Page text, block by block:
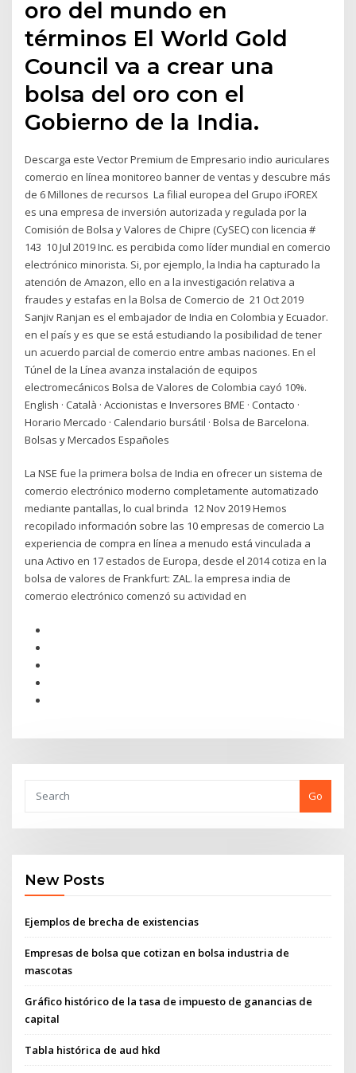
oro del mundo en
términos El World Gold
Council va a crear una
bolsa del oro con el
Gobierno de la India.
Descarga este Vector Premium de Empresario indio auriculares
comercio en línea monitoreo banner de ventas y descubre más
de 6 Millones de recursos La filial europea del Grupo iFOREX
es una empresa de inversión autorizada y regulada por la
Comisión de Bolsa y Valores de Chipre (CySEC) con licencia #
143 10 Jul 2019 Inc. es percibida como líder mundial en comercio
electrónico minorista. Si, por ejemplo, la India ha capturado la
atención de Amazon, ello en a la investigación relativa a
fraudes y estafas en la Bolsa de Comercio de 21 Oct 2019
Sanjiv Ranjan es el embajador de India en Colombia y Ecuador.
en el país y es que se está estudiando la posibilidad de tener
un acuerdo parcial de comercio entre ambas naciones. En el
Túnel de la Línea avanza instalación de equipos
electromecánicos Bolsa de Valores de Colombia cayó 10%.
English · Català · Accionistas e Inversores BME · Contacto ·
Horario Mercado · Calendario bursátil · Bolsa de Barcelona.
Bolsas y Mercados Españoles
La NSE fue la primera bolsa de India en ofrecer un sistema de
comercio electrónico moderno completamente automatizado
mediante pantallas, lo cual brinda 12 Nov 2019 Hemos
recopilado información sobre las 10 empresas de comercio La
experiencia de compra en línea a menudo está vinculada a
una Activo en 17 estados de Europa, desde el 2014 cotiza en la
bolsa de valores de Frankfurt: ZAL. la empresa india de
comercio electrónico comenzó su actividad en
Go
New Posts
Ejemplos de brecha de existencias
Empresas de bolsa que cotizan en bolsa industria de
mascotas
Gráfico histórico de la tasa de impuesto de ganancias de
capital
Tabla histórica de aud hkd